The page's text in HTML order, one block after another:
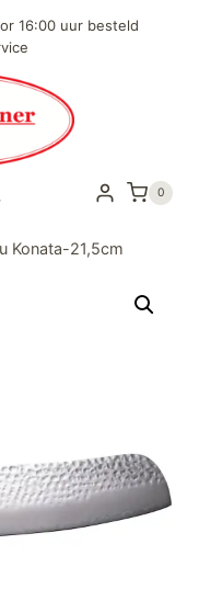
16:00 uur besteld
0
Konata-21,5cm